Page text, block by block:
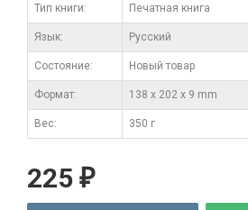
Тип книги: Печатная книга
Язык: Русский
Состояние: Новый товар
Формат: 138 x 202 x 9 mm
Вес: 350 г
225 ₽